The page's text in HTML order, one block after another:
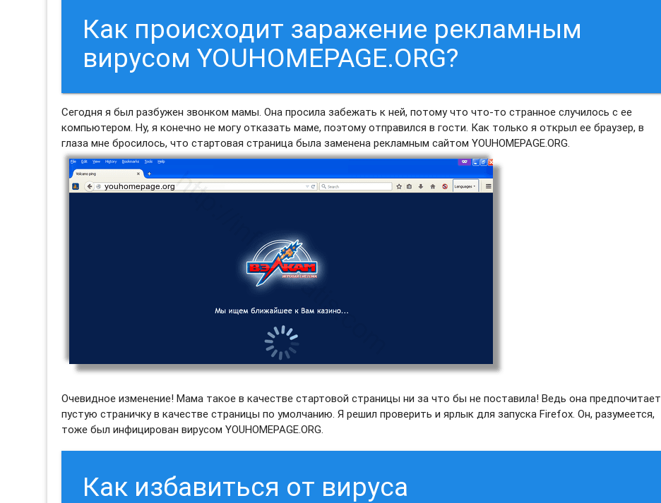
Как происходит заражение рекламным
вирусом YOUHOMEPAGE.ORG?
Сегодня я был разбужен звонком мамы. Она просила забежать к ней, потому что что-то странное случилось с ее
компьютером. Ну, я конечно не могу отказать маме, поэтому отправился в гости. Как только я открыл ее браузер, в
глаза мне бросилось, что стартовая страница была заменена рекламным сайтом YOUHOMEPAGE.ORG.
Очевидное изменение! Мама такое в качестве стартовой страницы ни за что бы не поставила! Ведь она предпочитает
пустую страничку в качестве страницы по умолчанию. Я решил проверить и ярлык для запуска Firefox. Он, разумеется,
тоже был инфицирован вирусом YOUHOMEPAGE.ORG.
Как избавиться от вируса